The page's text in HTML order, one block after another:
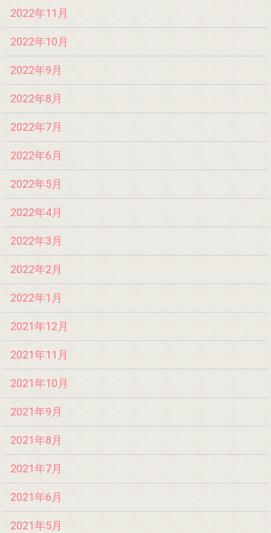
2022年11月
2022年10月
2022年9月
2022年8月
2022年7月
2022年6月
2022年5月
2022年4月
2022年3月
2022年2月
2022年1月
2021年12月
2021年11月
2021年10月
2021年9月
2021年8月
2021年7月
2021年6月
2021年5月